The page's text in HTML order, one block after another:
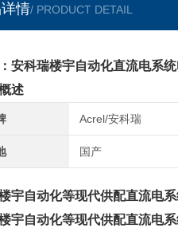
情/ PRODUCT DETAIL
安科瑞楼宇自动化直流电系
述
Acrel/安科瑞
国产
宇自动化等现代供配直流电
宇自动化等现代供配直流电